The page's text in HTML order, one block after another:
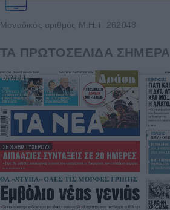
Μοναδικός αριθμός Μ.Η.Τ. 262048
ΤΑ ΠΡΩΤΟΣΕΛΙΔΑ ΣΗΜΕΡΑ